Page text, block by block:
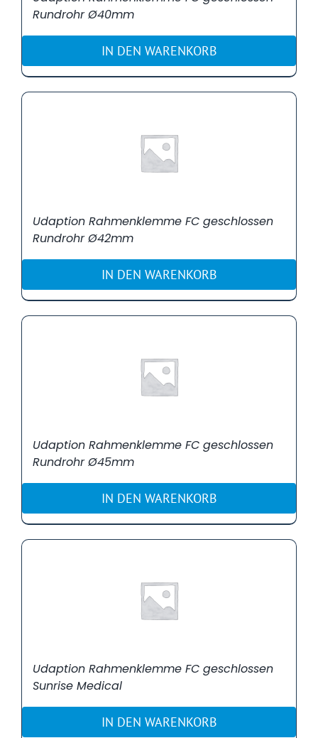
Rundrohr Ø40mm
IN DEN WARENKORB
Udaption Rahmenklemme FC geschlossen
Rundrohr Ø42mm
IN DEN WARENKORB
Udaption Rahmenklemme FC geschlossen
Rundrohr Ø45mm
IN DEN WARENKORB
Udaption Rahmenklemme FC geschlossen
Sunrise Medical
IN DEN WARENKORB